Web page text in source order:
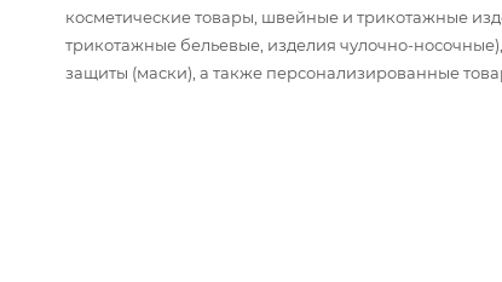
косметические товары, швейные и трикотажные
трикотажные бельевые, изделия чулочно-
защиты (маски), а также персонализированные